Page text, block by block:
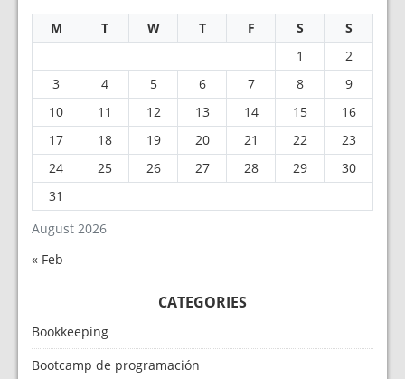
August 2026
M T W T F S
S
1
2
3
4 5 6 7 8
9
10
11 12 13 14 15
16
17
18 19 20 21 22
23
24
25 26 27 28 29
30
31
« Feb
CATEGORIES
Bookkeeping
Bootcamp de programación